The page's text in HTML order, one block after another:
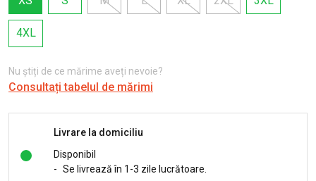
4XL
Nu știți de ce mărime aveți nevoie?
Consultați tabelul de mărimi
Livrare la domiciliu
Disponibil
- Se livrează în 1-3 zile lucrătoare.